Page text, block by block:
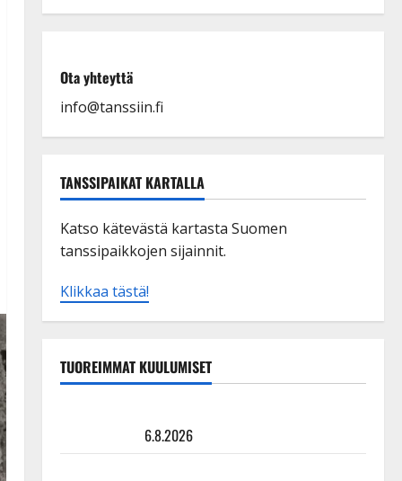
Ota yhteyttä
info@tanssiin.fi
TANSSIPAIKAT KARTALLA
Katso kätevästä kartasta Suomen
tanssipaikkojen sijainnit.
Klikkaa tästä!
TUOREIMMAT KUULUMISET
6.8.2026